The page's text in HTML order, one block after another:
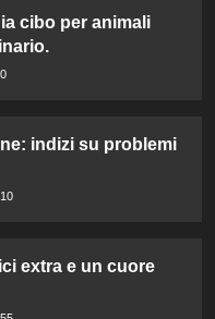
cibo per animali
indizi su problemi
extra e un cuore